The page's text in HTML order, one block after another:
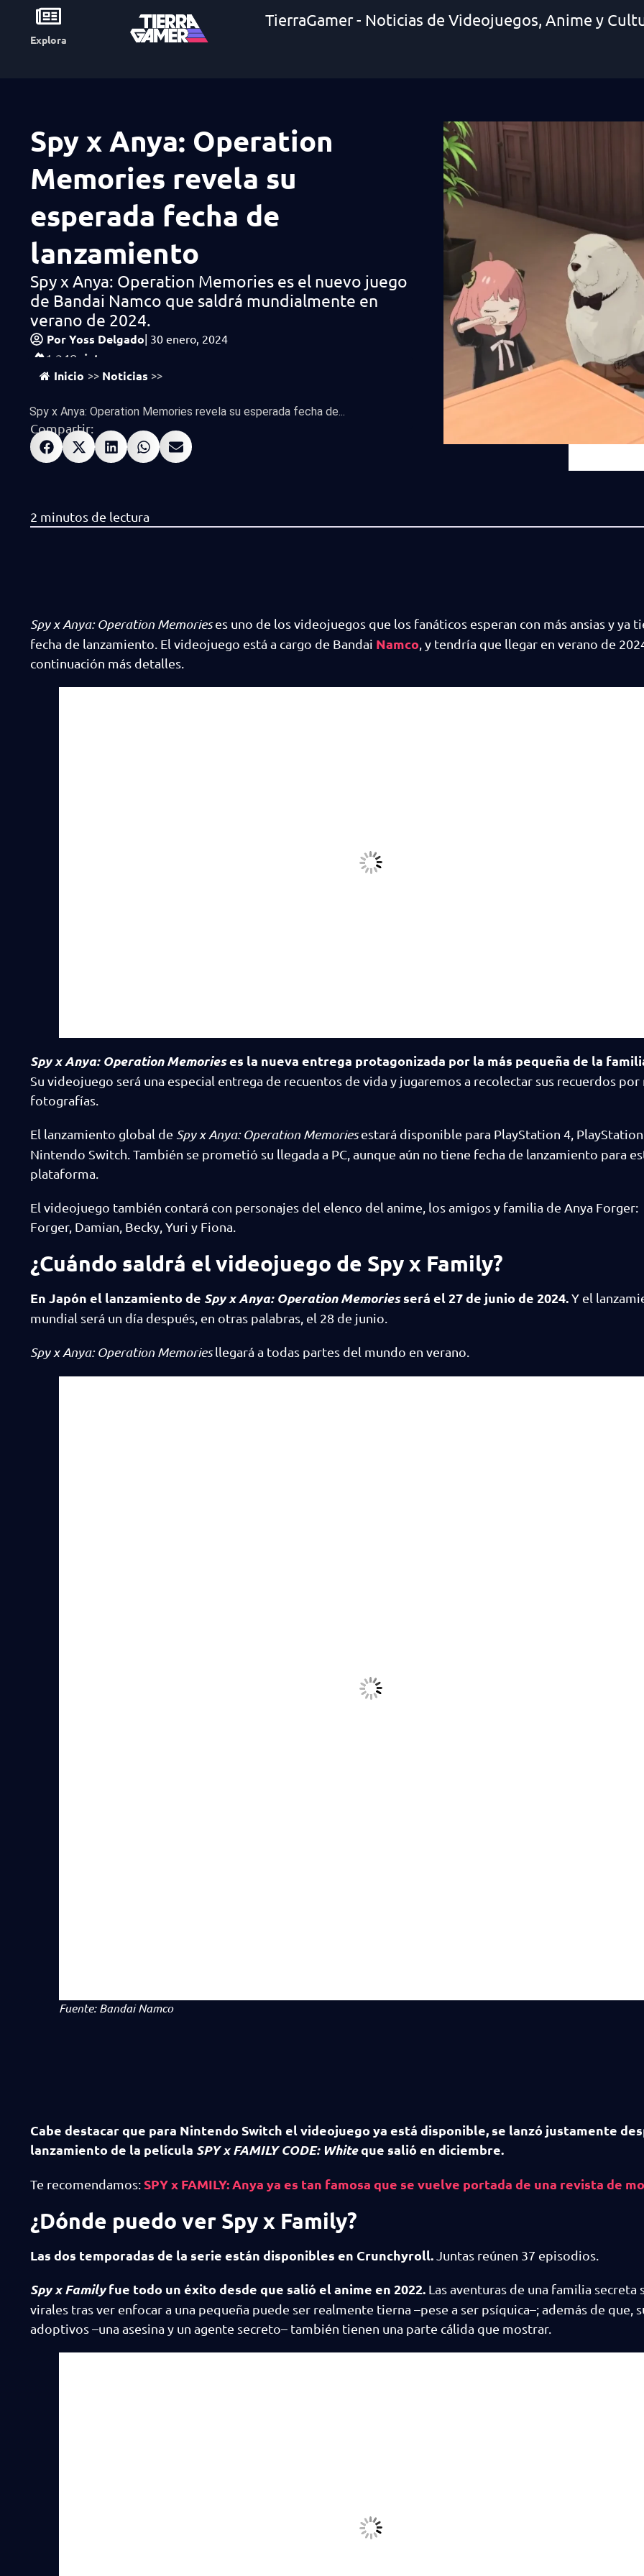
Explora
TierraGamer - Noticias de Videojuegos, Anime y
Spy x Anya: Operation
Memories revela su
esperada fecha de
lanzamiento
Spy x Anya: Operation Memories es el nuevo juego
de Bandai Namco que saldrá mundialmente en
verano de 2024.
PorYoss Delgado| 30 enero, 2024
1,248 vistas
Inicio >> Noticias >>
Spy x Anya: Operation Memories revela su esperada fecha de...
Compartir:
Spy x Anya: Operation Memorieses uno de los videojuegos que los fanáticos esperan con más ansias y ya
fecha de lanzamiento. El videojuego está a cargo de Bandai Namco , y tendría que llegar en verano de
continuación más detalles.
Spy x Anya: Operation Memorieses la nueva entrega protagonizada por la más pequeña de la
Su videojuego será una especial entrega de recuentos de vida y jugaremos a recolectar sus recuerdos
fotografías.
El lanzamiento global de Spy x Anya: Operation Memoriesestará disponible para PlayStation 4,
Nintendo Switch. También se prometió su llegada a PC, aunque aún no tiene fecha de lanzamiento para
plataforma.
El videojuego también contará con personajes del elenco del anime, los amigos y familia de Anya
Forger, Damian, Becky, Yuri y Fiona.
¿Cuándo saldrá el videojuego de Spy x Family?
En Japón el lanzamiento de Spy x Anya: Operation Memoriesserá el 27 de junio de 2024.Y el
mundial será un día después, en otras palabras, el 28 de junio.
Spy x Anya: Operation Memoriesllegará a todas partes del mundo en verano.
Fuente: Bandai Namco
Cabe destacar que para Nintendo Switch el videojuego ya está disponible, se lanzó justamente
lanzamiento de la película SPY x FAMILY CODE: Whiteque salió en diciembre.
Te recomendamos:SPY x FAMILY: Anya ya es tan famosa que se vuelve portada de una revista de
¿Dónde puedo ver Spy x Family?
Las dos temporadas de la serie están disponibles en Crunchyroll. Juntas reúnen 37 episodios.
Spy x Familyfue todo un éxito desde que salió el anime en 2022. Las aventuras de una familia secreta
virales tras ver enfocar a una pequeña puede ser realmente tierna –pese a ser psíquica–; además de que,
adoptivos –una asesina y un agente secreto– también tienen una parte cálida que mostrar.